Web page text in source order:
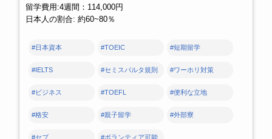
留学費用:4週間：114,000円
日本人の割合: 約60~80％
#日本資本 #TOEIC #短期留学
#IELTS #セミスパルタ規則 #ワーホリ対策
#ビジネス #TOEFL #便利な立地
#格安 #親子留学 #外部寮
#セブ #ボランティア可能